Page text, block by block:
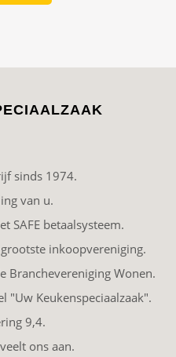
sinds 1974.
van u.
SAFE betaalsysteem.
inkoopvereniging.
Branchevereniging Wonen.
"Uw Keukenspeciaalzaak".
9,4.
ons aan.